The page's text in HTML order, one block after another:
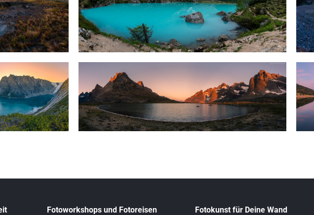
Fotoworkshops und Fotoreisen Fotokunst für Deine Wand